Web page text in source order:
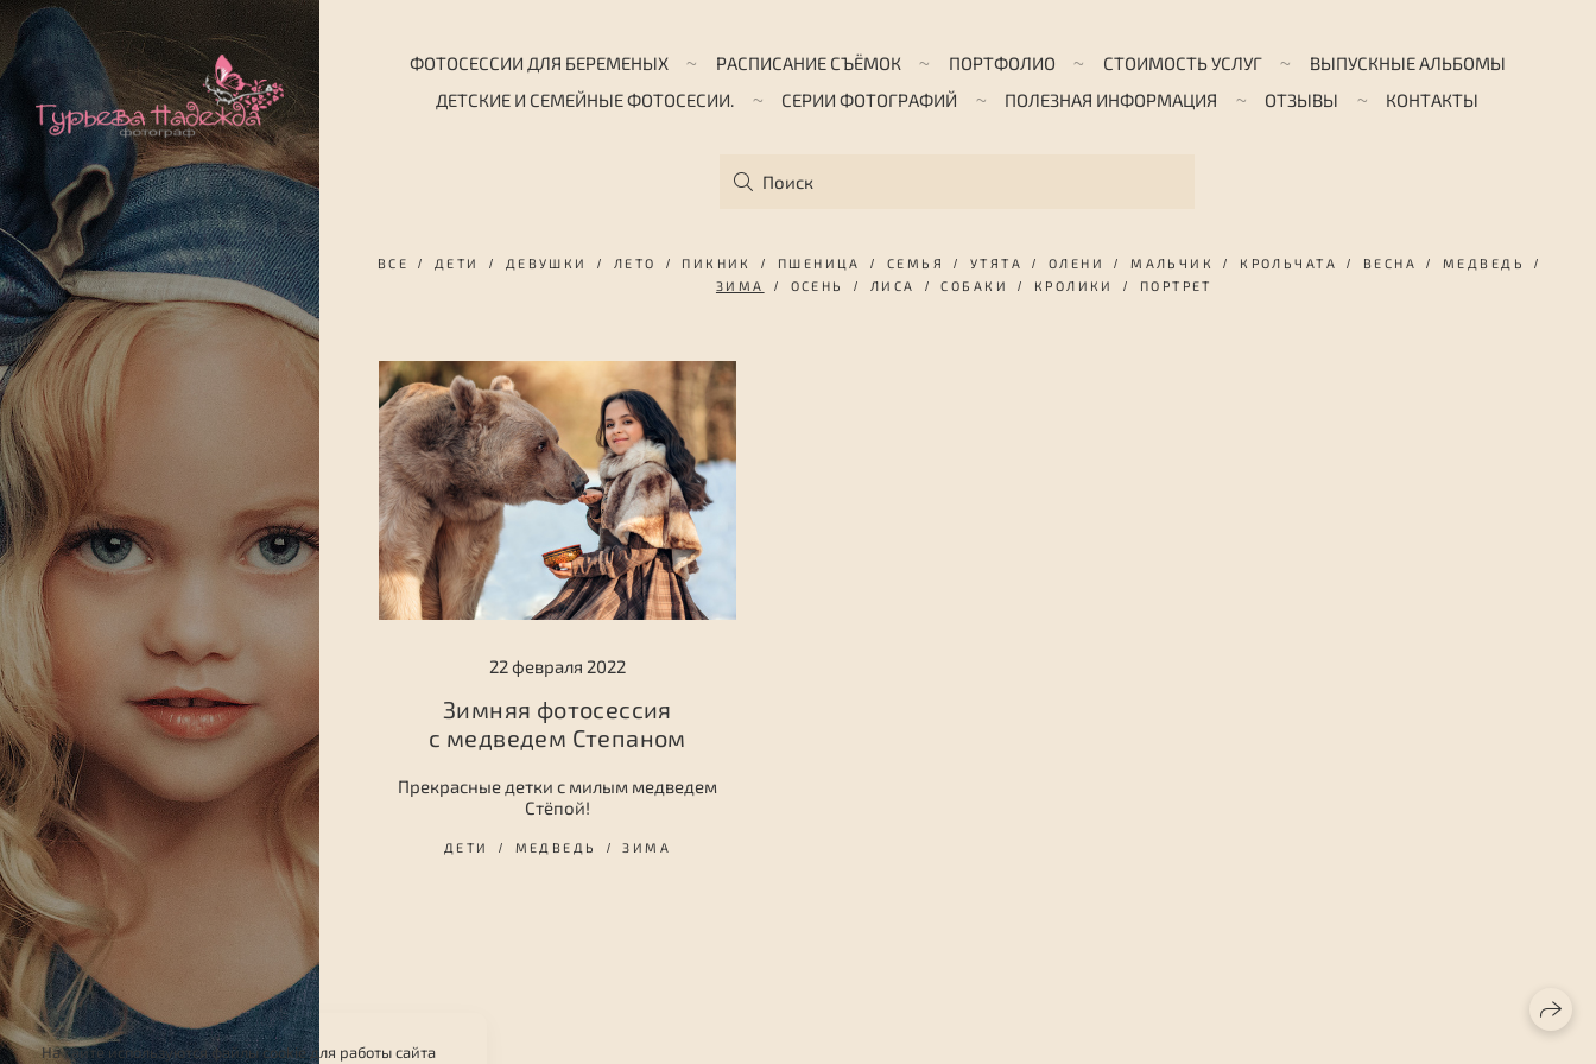
ФОТОСЕССИИ ДЛЯ БЕРЕМЕНЫХ РАСПИСАНИЕ СЪЁМОК ПОРТФОЛИО СТОИМОСТЬ УСЛУГ
ВЫПУСКНЫЕ АЛЬБОМЫ
ДЕТСКИЕ И СЕМЕЙНЫЕ ФОТОСЕСИИ.
СЕРИИ ФОТОГРАФИЙ ПОЛЕЗНАЯ ИНФОРМАЦИЯ ОТЗЫВЫ КОНТАКТЫ
ВСЕ ДЕТИ ДЕВУШКИ ЛЕТО ПИКНИК ПШЕНИЦА СЕМЬЯ УТЯТА ОЛЕНИ МАЛЬЧИК КРОЛЬЧАТА ВЕСНА
МЕДВЕДЬ
ЗИМА
ОСЕНЬ ЛИСА СОБАКИ КРОЛИКИ ПОРТРЕТ
22 февраля 2022
Зимняя фотосессия
с медведем Степаном
Прекрасные детки с милым медведем
Стёпой!
ДЕТИ МЕДВЕДЬ ЗИМА
На сайте используются файлы cookie для работы сайта